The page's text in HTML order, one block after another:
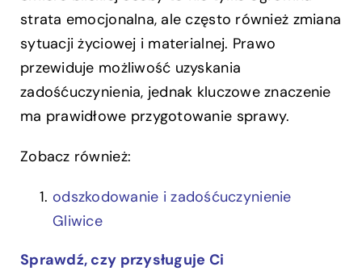
strata emocjonalna, ale często również zmiana
sytuacji życiowej i materialnej. Prawo
przewiduje możliwość uzyskania
zadośćuczynienia, jednak kluczowe znaczenie
ma prawidłowe przygotowanie sprawy.
Zobacz również:
odszkodowanie i zadośćuczynienie
Gliwice
Sprawdź, czy przysługuje Ci